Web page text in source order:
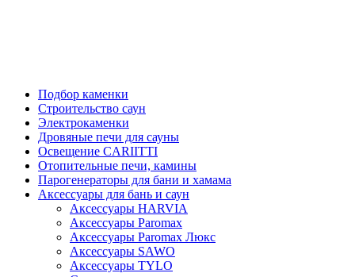
Подбор каменки
Строительство саун
Электрокаменки
Дровяные печи для сауны
Освещение CARIITTI
Отопительные печи, камины
Парогенераторы для бани и хамама
Аксессуары для бань и саун
Аксессуары HARVIA
Аксессуары Paromax
Аксессуары Paromax Люкс
Аксессуары SAWO
Аксессуары TYLO